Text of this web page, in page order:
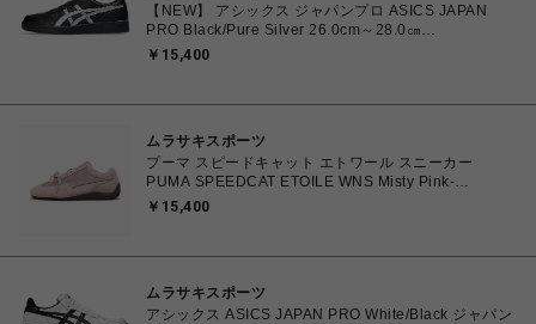
【NEW】 アシックス ジャパンプロ ASICS JAPAN
PRO Black/Pure Silver 26.0cm～28.0㎝
1203B205.001 4573690068224 メンズ スニーカー
￥15,400
ムラサキスポーツ
プーマ スピードキャット エトワール スニーカー
PUMA SPEEDCAT ETOILE WNS Misty Pink-
Chocolate Fondue 23.0cm～25.0㎝ 407673_03
￥15,400
ムラサキスポーツ
アシックス ASICS JAPAN PRO White/Black ジャパン